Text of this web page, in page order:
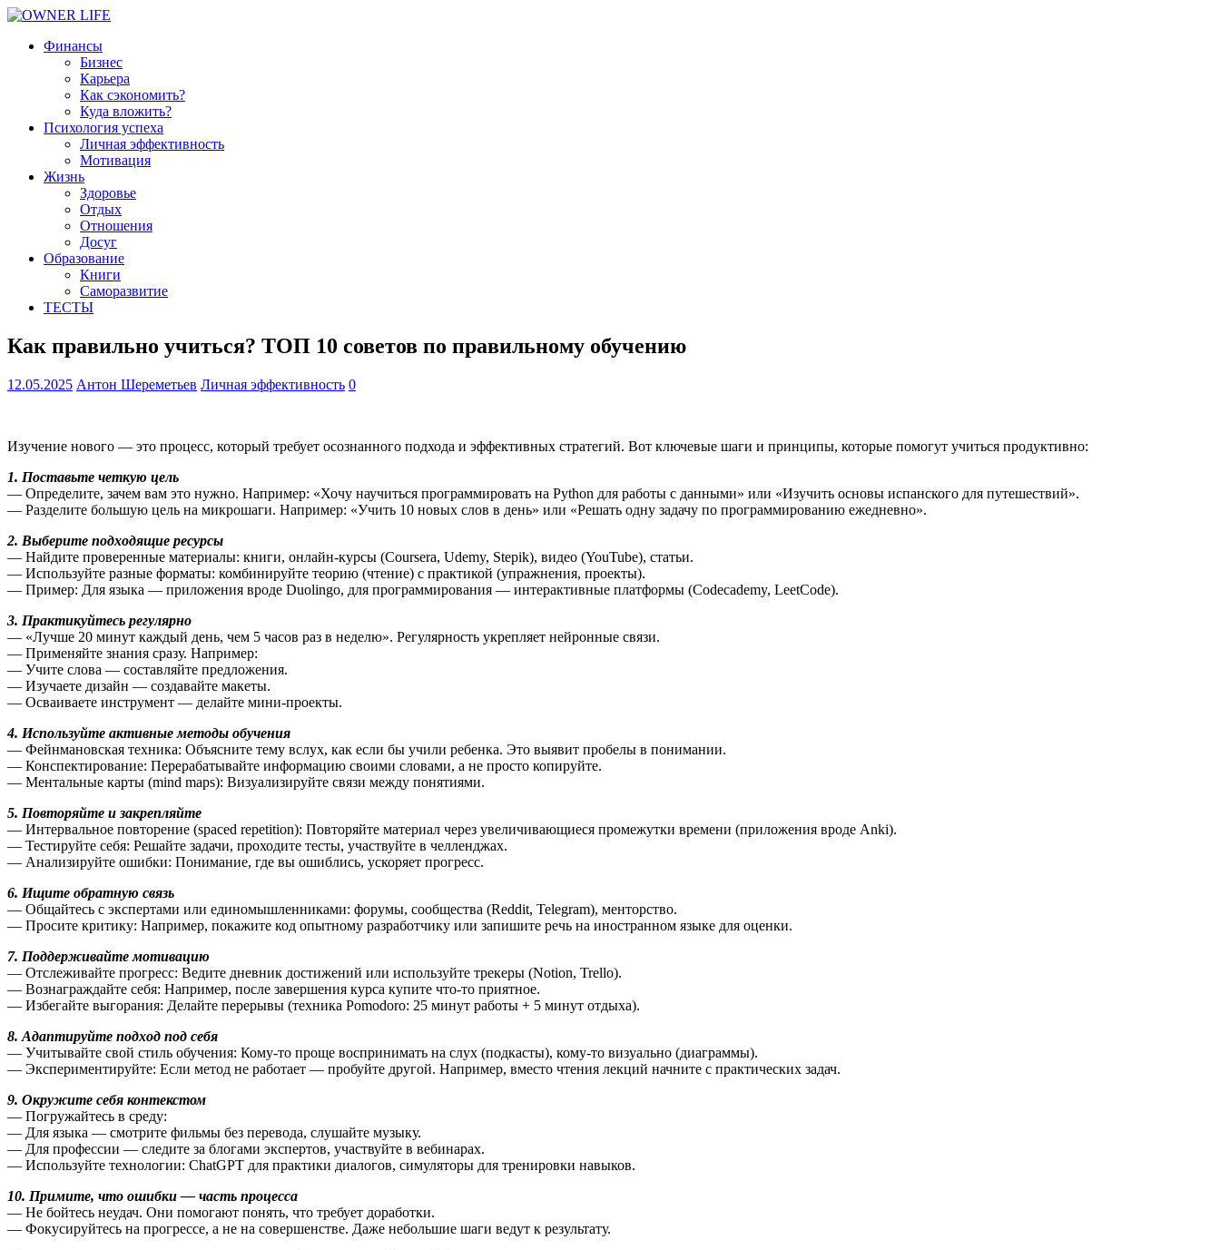
Финансы
Бизнес
Карьера
Как сэкономить?
Куда вложить?
Психология успеха
Личная эффективность
Мотивация
Жизнь
Здоровье
Отдых
Отношения
Досуг
Образование
Книги
Саморазвитие
ТЕСТЫ
Как правильно учиться? ТОП 10 советов по правильному обучению
12.05.2025 Антон Шереметьев Личная эффективность 0
Изучение нового — это процесс, который требует осознанного подхода и эффективных стратегий. Вот ключевые шаги и принципы, которые помогут учиться продуктивно:
1. Поставьте четкую цель
— Определите, зачем вам это нужно. Например: «Хочу научиться программировать на Python для работы с данными» или «Изучить основы испанского для путешествий».
— Разделите большую цель на микрошаги. Например: «Учить 10 новых слов в день» или «Решать одну задачу по программированию ежедневно».
2. Выберите подходящие ресурсы
— Найдите проверенные материалы: книги, онлайн-курсы (Coursera, Udemy, Stepik), видео (YouTube), статьи.
— Используйте разные форматы: комбинируйте теорию (чтение) с практикой (упражнения, проекты).
— Пример: Для языка — приложения вроде Duolingo, для программирования — интерактивные платформы (Codecademy, LeetCode).
3. Практикуйтесь регулярно
— «Лучше 20 минут каждый день, чем 5 часов раз в неделю». Регулярность укрепляет нейронные связи.
— Применяйте знания сразу. Например:
— Учите слова — составляйте предложения.
— Изучаете дизайн — создавайте макеты.
— Осваиваете инструмент — делайте мини-проекты.
4. Используйте активные методы обучения
— Фейнмановская техника: Объясните тему вслух, как если бы учили ребенка. Это выявит пробелы в понимании.
— Конспектирование: Перерабатывайте информацию своими словами, а не просто копируйте.
— Ментальные карты (mind maps): Визуализируйте связи между понятиями.
5. Повторяйте и закрепляйте
— Интервальное повторение (spaced repetition): Повторяйте материал через увеличивающиеся промежутки времени (приложения вроде Anki).
— Тестируйте себя: Решайте задачи, проходите тесты, участвуйте в челленджах.
— Анализируйте ошибки: Понимание, где вы ошиблись, ускоряет прогресс.
6. Ищите обратную связь
— Общайтесь с экспертами или единомышленниками: форумы, сообщества (Reddit, Telegram), менторство.
— Просите критику: Например, покажите код опытному разработчику или запишите речь на иностранном языке для оценки.
7. Поддерживайте мотивацию
— Отслеживайте прогресс: Ведите дневник достижений или используйте трекеры (Notion, Trello).
— Вознаграждайте себя: Например, после завершения курса купите что-то приятное.
— Избегайте выгорания: Делайте перерывы (техника Pomodoro: 25 минут работы + 5 минут отдыха).
8. Адаптируйте подход под себя
— Учитывайте свой стиль обучения: Кому-то проще воспринимать на слух (подкасты), кому-то визуально (диаграммы).
— Экспериментируйте: Если метод не работает — пробуйте другой. Например, вместо чтения лекций начните с практических задач.
9. Окружите себя контекстом
— Погружайтесь в среду:
— Для языка — смотрите фильмы без перевода, слушайте музыку.
— Для профессии — следите за блогами экспертов, участвуйте в вебинарах.
— Используйте технологии: ChatGPT для практики диалогов, симуляторы для тренировки навыков.
10. Примите, что ошибки — часть процесса
— Не бойтесь неудач. Они помогают понять, что требует доработки.
— Фокусируйтесь на прогрессе, а не на совершенстве. Даже небольшие шаги ведут к результату.